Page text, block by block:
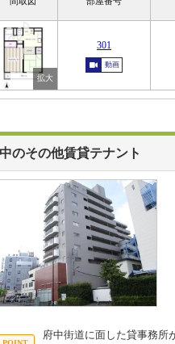
301
動画
のその他賃貸テナント
府中街道に面した貸事務